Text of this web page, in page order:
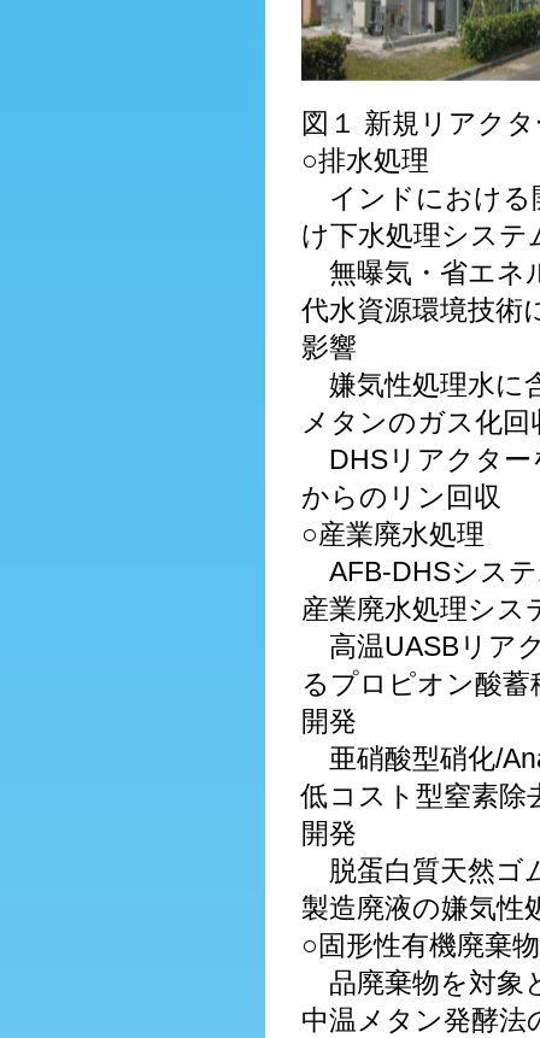
図１ 新規リアク
○排水処理
インドにおける
け下水処理システ
無曝気・省エネ
代水資源環境技術
影響
嫌気性処理水に
メタンのガス化回
DHSリアクター
からのリン回収
○産業廃水処理
AFB-DHSシス
産業廃水処理シス
高温UASBリア
るプロピオン酸蓄
開発
亜硝酸型硝化/
低コスト型窒素除
開発
脱蛋白質天然ゴ
製造廃液の嫌気性
○固形性有機廃棄
品廃棄物を対象
中温メタン発酵法